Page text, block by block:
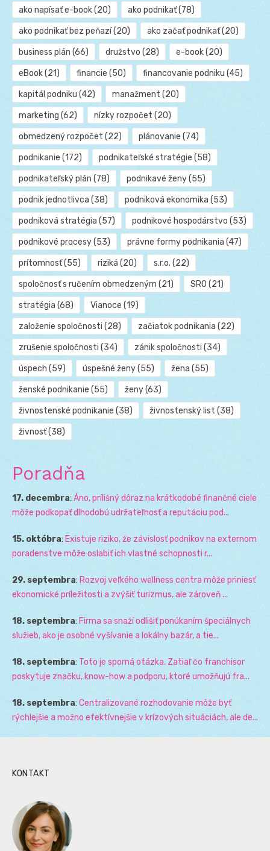
ako napísať e-book(20) ako podnikať(78)
ako podnikať bez peňazí(20) ako začať podnikať(20)
business plán (66) družstvo (28) e-book(20)
eBook(21) financie (50) financovanie podniku (45)
kapitál podniku (42) manažment (20)
marketing (62) nízky rozpočet (20)
obmedzený rozpočet (22) plánovanie (74)
podnikanie (172) podnikateľské stratégie (58)
podnikateľský plán (78) podnikavé ženy(55)
podnik jednotlivca (38) podniková ekonomika (53)
podniková stratégia (57) podnikové hospodárstvo (53)
podnikové procesy(53) právne formy podnikania (47)
prítomnosť(55) riziká (20) s.r.o. (22)
spoločnosť s ručením obmedzeným (21) SRO (21)
stratégia (68) Vianoce (19)
založenie spoločnosti (28) začiatok podnikania (22)
zrušenie spoločnosti (34) zánik spoločnosti (34)
úspech (59) úspešné ženy(55) žena (55)
ženské podnikanie (55) ženy(63)
živnostenské podnikanie (38) živnostenský list (38)
živnosť(38)
Poradňa
17. decembra: Áno, prílišný dôraz na krátkodobé finančné ciele
môže podkopať dlhodobú udržateľnosť a reputáciu pod...
15. októbra: Existuje riziko, že závislosť podnikov na externom
poradenstve môže oslabiť ich vlastné schopnosti r...
29. septembra: Rozvoj veľkého wellness centra môže priniesť
ekonomické príležitosti a zvýšiť turizmus, ale zároveň ...
18. septembra: Firma sa snaží odlišiť ponúkaním špeciálnych
služieb, ako je osobné vyšívanie a lokálny bazár, a tie...
18. septembra: Toto je sporná otázka. Zatiaľ čo franchisor
poskytuje značku, know-how a podporu, ktoré umožňujú fra...
18. septembra: Centralizované rozhodovanie môže byť
rýchlejšie a možno efektívnejšie v krízových situáciách, ale de...
KONTAKT